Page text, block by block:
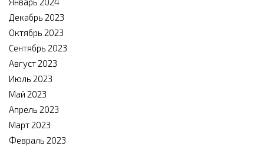
Декабрь 2023
Октябрь 2023
Сентябрь 2023
Август 2023
Июль 2023
Май 2023
Апрель 2023
Март 2023
Февраль 2023